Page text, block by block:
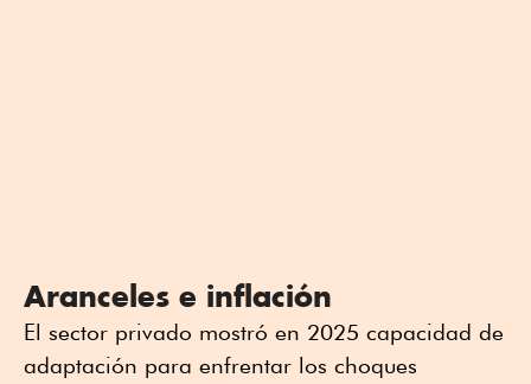
Aranceles e inflación
El sector privado mostró en 2025 capacidad de
adaptación para enfrentar los choques